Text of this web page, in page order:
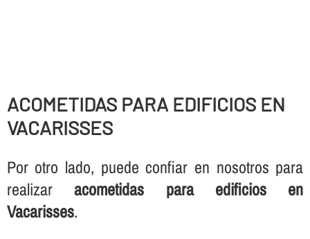
ACOMETIDAS PARA EDIFICIOS EN
VACARISSES
Por otro lado, puede confiar en nosotros para
realizaracometidas para edificios en
Vacarisses.